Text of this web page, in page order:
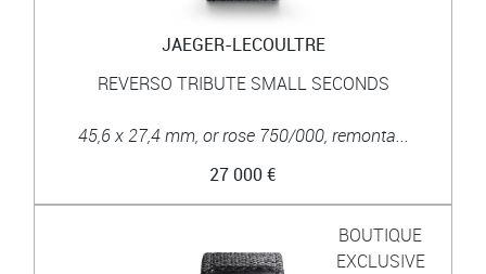
JAEGER-LECOULTRE
REVERSO TRIBUTE SMALL SECONDS
45,6 x 27,4 mm, or rose 750/000, remonta...
27 000 €
BOUTIQUE
EXCLUSIVE